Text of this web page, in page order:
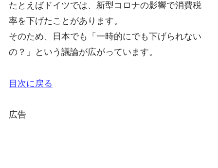
たとえばドイツでは、新型コロナの影響で消費税
率を下げたことがあります。
そのため、日本でも「一時的にでも下げられない
の？」という議論が広がっています。
目次に戻る
広告